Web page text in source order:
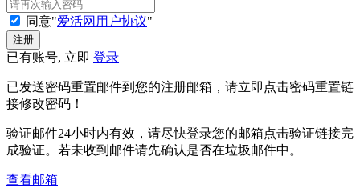
同意"爱活网用户协议"
已有账号, 立即 登录
已发送密码重置邮件到您的注册邮箱，请立即点击密码重置链
接修改密码！
验证邮件24小时内有效，请尽快登录您的邮箱点击验证链接完
成验证。若未收到邮件请先确认是否在垃圾邮件中。
查看邮箱